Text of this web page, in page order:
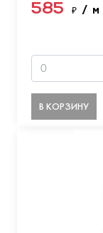
585 ₽ / м
В КОРЗИНУ